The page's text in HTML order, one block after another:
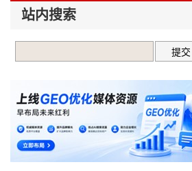
站内搜索